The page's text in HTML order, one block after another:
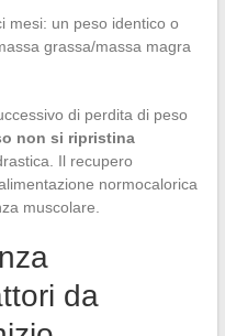
mesi: un peso identico o
grassa/massa magra
di perdita di peso
non si ripristina
Il recupero
normocalorica
muscolare.
da